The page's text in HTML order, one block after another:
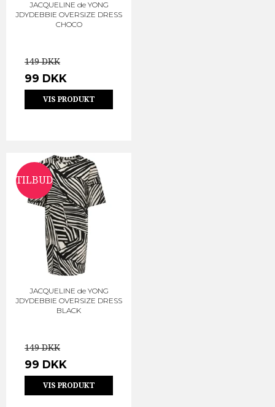
JACQUELINE de YONG
JDYDEBBIE OVERSIZE DRESS
CHOCO
149 DKK
99 DKK
VIS PRODUKT
TILBUD
JACQUELINE de YONG
JDYDEBBIE OVERSIZE DRESS
BLACK
149 DKK
99 DKK
VIS PRODUKT